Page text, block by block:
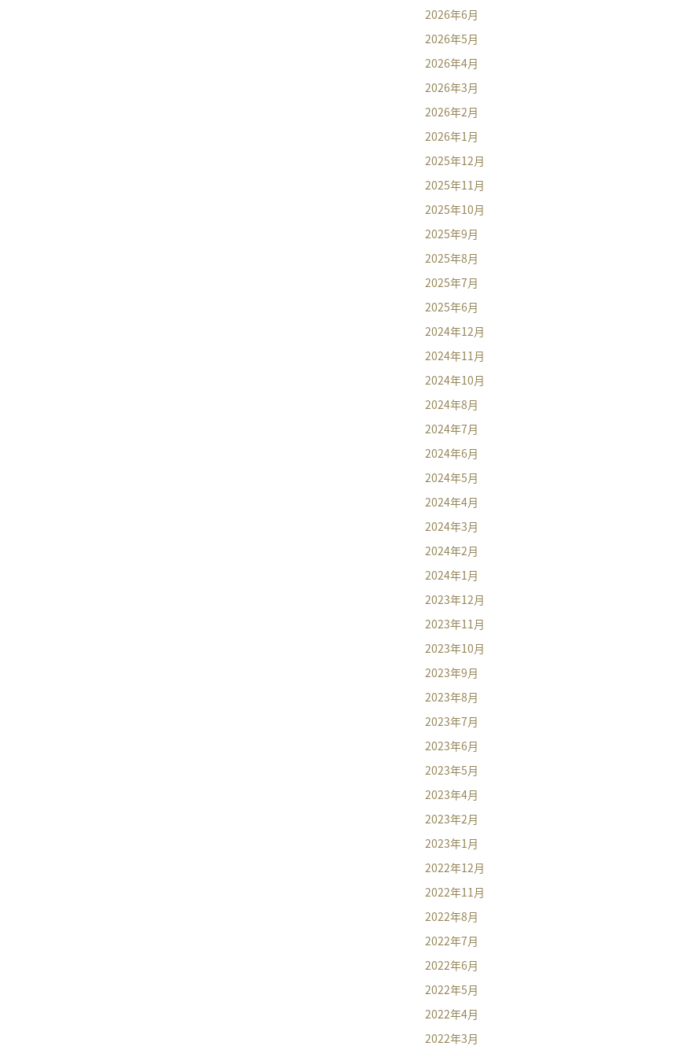
2026年6月
2026年5月
2026年4月
2026年3月
2026年2月
2026年1月
2025年12月
2025年11月
2025年10月
2025年9月
2025年8月
2025年7月
2025年6月
2024年12月
2024年11月
2024年10月
2024年8月
2024年7月
2024年6月
2024年5月
2024年4月
2024年3月
2024年2月
2024年1月
2023年12月
2023年11月
2023年10月
2023年9月
2023年8月
2023年7月
2023年6月
2023年5月
2023年4月
2023年2月
2023年1月
2022年12月
2022年11月
2022年8月
2022年7月
2022年6月
2022年5月
2022年4月
2022年3月